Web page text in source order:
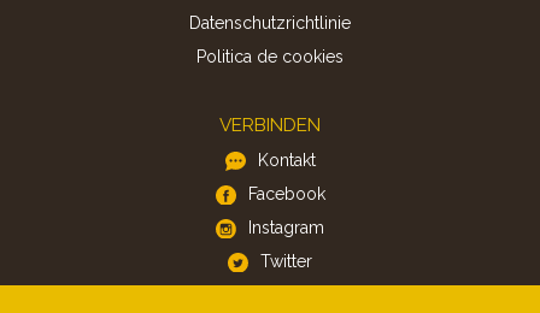
Datenschutzrichtlinie
Politica de cookies
VERBINDEN
Kontakt
Facebook
Instagram
Twitter